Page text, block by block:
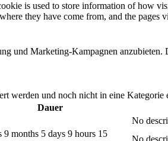
is used to store information of how
they have come from, and the pages
und Marketing-Kampagnen
werden und noch nicht in eine Kategorie
Dauer
No
9 months 5 days 9 hours 15